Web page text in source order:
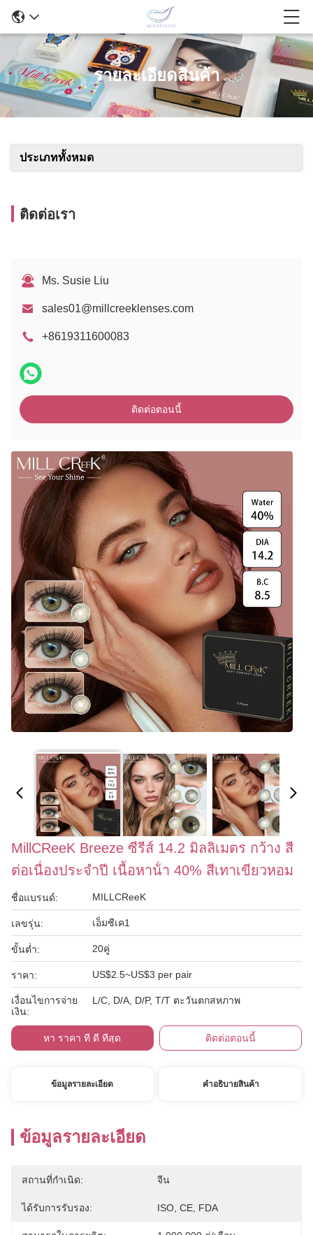
รายละเอียดสินค้า
ประเภททั้งหมด
ติดต่อเรา
Ms. Susie Liu
sales01@millcreeklenses.com
+8619311600083
ติดต่อตอนนี้
MillCReeK Breeze ซีรีส์ 14.2 มิลลิเมตร กว้าง สี
ต่อเนื่องประจําปี เนื้อหาน้ํา 40% สีเทาเขียวหอม
ชื่อแบรนด์: MILLCReeK
เลขรุ่น: เอ็มซีเค1
ขั้นต่ำ: 20คู่
ราคา: US$2.5~US$3 per pair
เงื่อนไขการจ่าย
เงิน:
L/C, D/A, D/P, T/T ตะวันตกสหภาพ
หา ราคา ที่ ดี ที่สุด ติดต่อตอนนี้
ข้อมูลรายละเอียด คําอธิบายสินค้า
ข้อมูลรายละเอียด
สถานที่กำเนิด: จีน
ได้รับการรับรอง: ISO, CE, FDA